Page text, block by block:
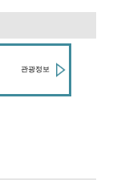
관광정보